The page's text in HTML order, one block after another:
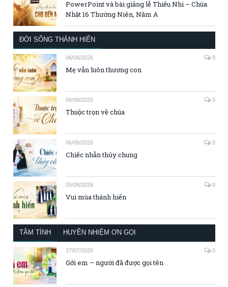
PowerPoint và bài giảng lễ Thiếu Nhi – Chúa
Nhật 16 Thường Niên, Năm A
ĐỜI SỐNG THÁNH HIẾN
06/08/2026 0
Mẹ vẫn luôn thương con
06/08/2026 0
Thuộc trọn về chúa
06/08/2026 0
Chiếc nhẫn thủy chung
05/08/2026 0
Vui mùa thánh hiến
TÂM TÌNH HUYỀN NHIỆM ƠN GỌI
27/07/2026 0
Gởi em – người đã được gọi tên